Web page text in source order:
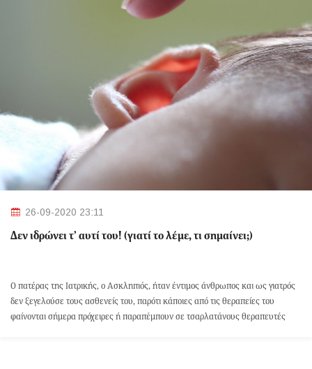
26-09-2020 23:11
Δεν ιδρώνει τ’ αυτί του! (γιατί το λέμε, τι σημαίνει;)
Ο πατέρας της Ιατρικής, ο Ασκληπιός, ήταν έντιμος άνθρωπος και ως γιατρός
δεν ξεγελούσε τους ασθενείς του, παρότι κάποιες από τις θεραπείες του
φαίνονται σήμερα πρόχειρες ή παραπέμπουν σε τσαρλατάνους θεραπευτές